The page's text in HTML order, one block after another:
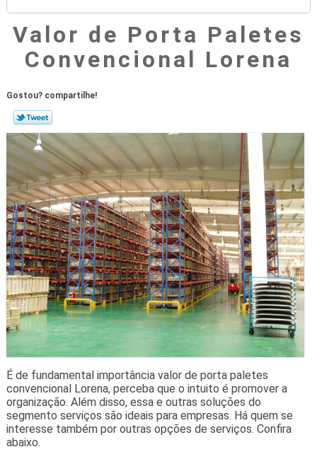
Valor de Porta Paletes
Convencional Lorena
Gostou? compartilhe!
É de fundamental importância valor de porta paletes
convencional Lorena, perceba que o intuito é promover a
organização. Além disso, essa e outras soluções do
segmento serviços são ideais para empresas. Há quem se
interesse também por outras opções de serviços. Confira
abaixo.